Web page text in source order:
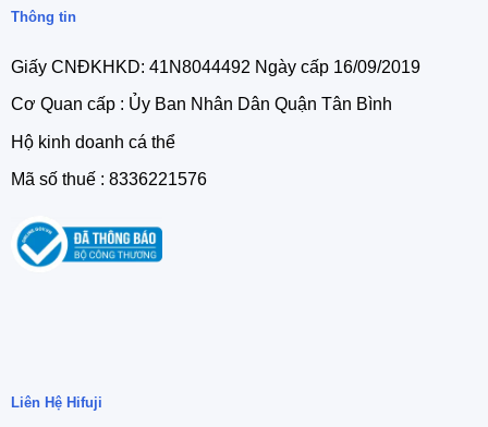
Thông tin
Giấy CNĐKHKD: 41N8044492 Ngày cấp 16/09/2019
Cơ Quan cấp : Ủy Ban Nhân Dân Quận Tân Bình
Hộ kinh doanh cá thể
Mã số thuế : 8336221576
Liên Hệ Hifuji